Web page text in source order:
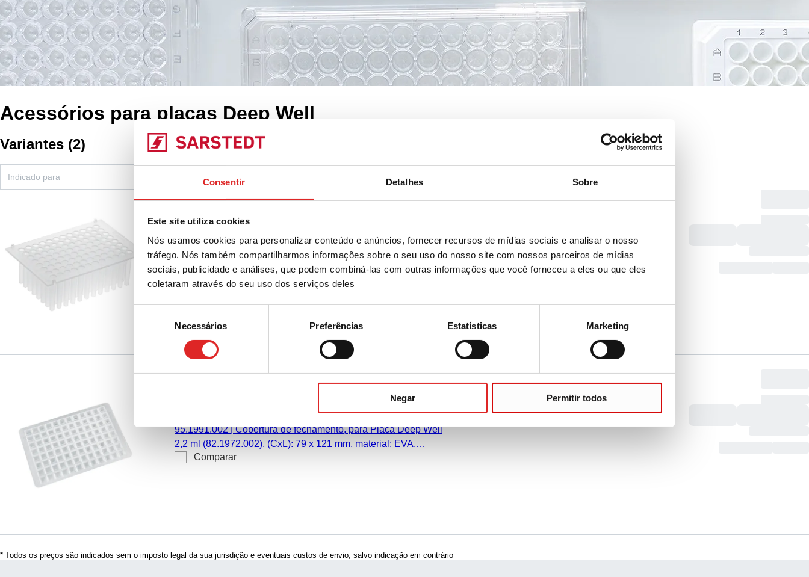
Consentir Detalhes Sobre
Este site utiliza cookies
Nós usamos cookies para personalizar conteúdo e anúncios, fornecer recursos de mídias sociais e analisar o nosso
tráfego. Nós também compartilharmos informações sobre o seu uso do nosso site com nossos parceiros de mídias
sociais, publicidade e análises, que podem combiná-las com outras informações que você forneceu a eles ou que eles
coletaram através do seu uso dos serviços deles
consentimento
Necessários Preferências Estatísticas Marketing
Negar Permitir todos
Acessórios para placas Deep Well
Variantes (2)
82.1972.800
Pente de pontas, compatível com KingFisher™
Flex/Presto, Bio Sprint 96, PCR Performance Tested, material:
PP, 2 unid./pacote
Comparar
Cobertura de fechamento, para Placa Deep Well
2,2 ml (82.1972.002), (CxL): 79 x 121 mm, EVA,
95.1991.002|Cobertura de fechamento, para Placa Deep Well
2,2 ml (82.1972.002), (CxL): 79 x 121 mm, material: EVA,
transparente, Isento de DNA/DNase/RNase, isento de
Comparar
* Todos os preços são indicados sem o imposto legal da sua jurisdição e eventuais custos de envio, salvo indicação em contrário